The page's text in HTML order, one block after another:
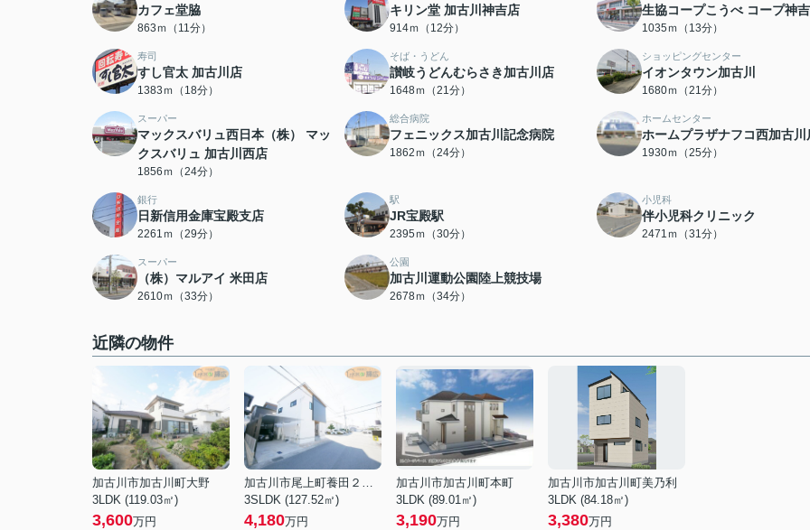
カフェ堂脇
863ｍ（11分）
キリン堂 加古川神吉店
914ｍ（12分）
生協コープこうべ コープ神吉
1035ｍ（13分）
寿司
すし官太 加古川店
1383ｍ（18分）
そば・うどん
讃岐うどんむらさき加古川店
1648ｍ（21分）
ショッピングセンター
イオンタウン加古川
1680ｍ（21分）
スーパー
マックスバリュ西日本（株） マッ
クスバリュ 加古川西店
1856ｍ（24分）
総合病院
フェニックス加古川記念病院
1862ｍ（24分）
ホームセンター
ホームプラザナフコ西加古川
1930ｍ（25分）
銀行
日新信用金庫宝殿支店
2261ｍ（29分）
駅
JR宝殿駅
2395ｍ（30分）
小児科
伴小児科クリニック
2471ｍ（31分）
スーパー
（株）マルアイ 米田店
2610ｍ（33分）
公園
加古川運動公園陸上競技場
2678ｍ（34分）
近隣の物件
加古川市加古川町大野
3LDK (119.03㎡)
3,600万円
加古川市尾上町養田２丁目
3SLDK (127.52㎡)
4,180万円
加古川市加古川町本町
3LDK (89.01㎡)
3,190万円
加古川市加古川町美乃利
3LDK (84.18㎡)
3,380万円